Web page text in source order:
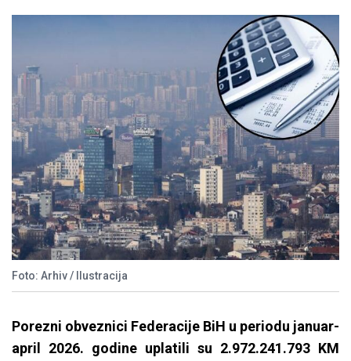
Foto: Arhiv / Ilustracija
Porezni obveznici Federacije BiH u periodu januar-
april 2026. godine uplatili su 2.972.241.793 KM